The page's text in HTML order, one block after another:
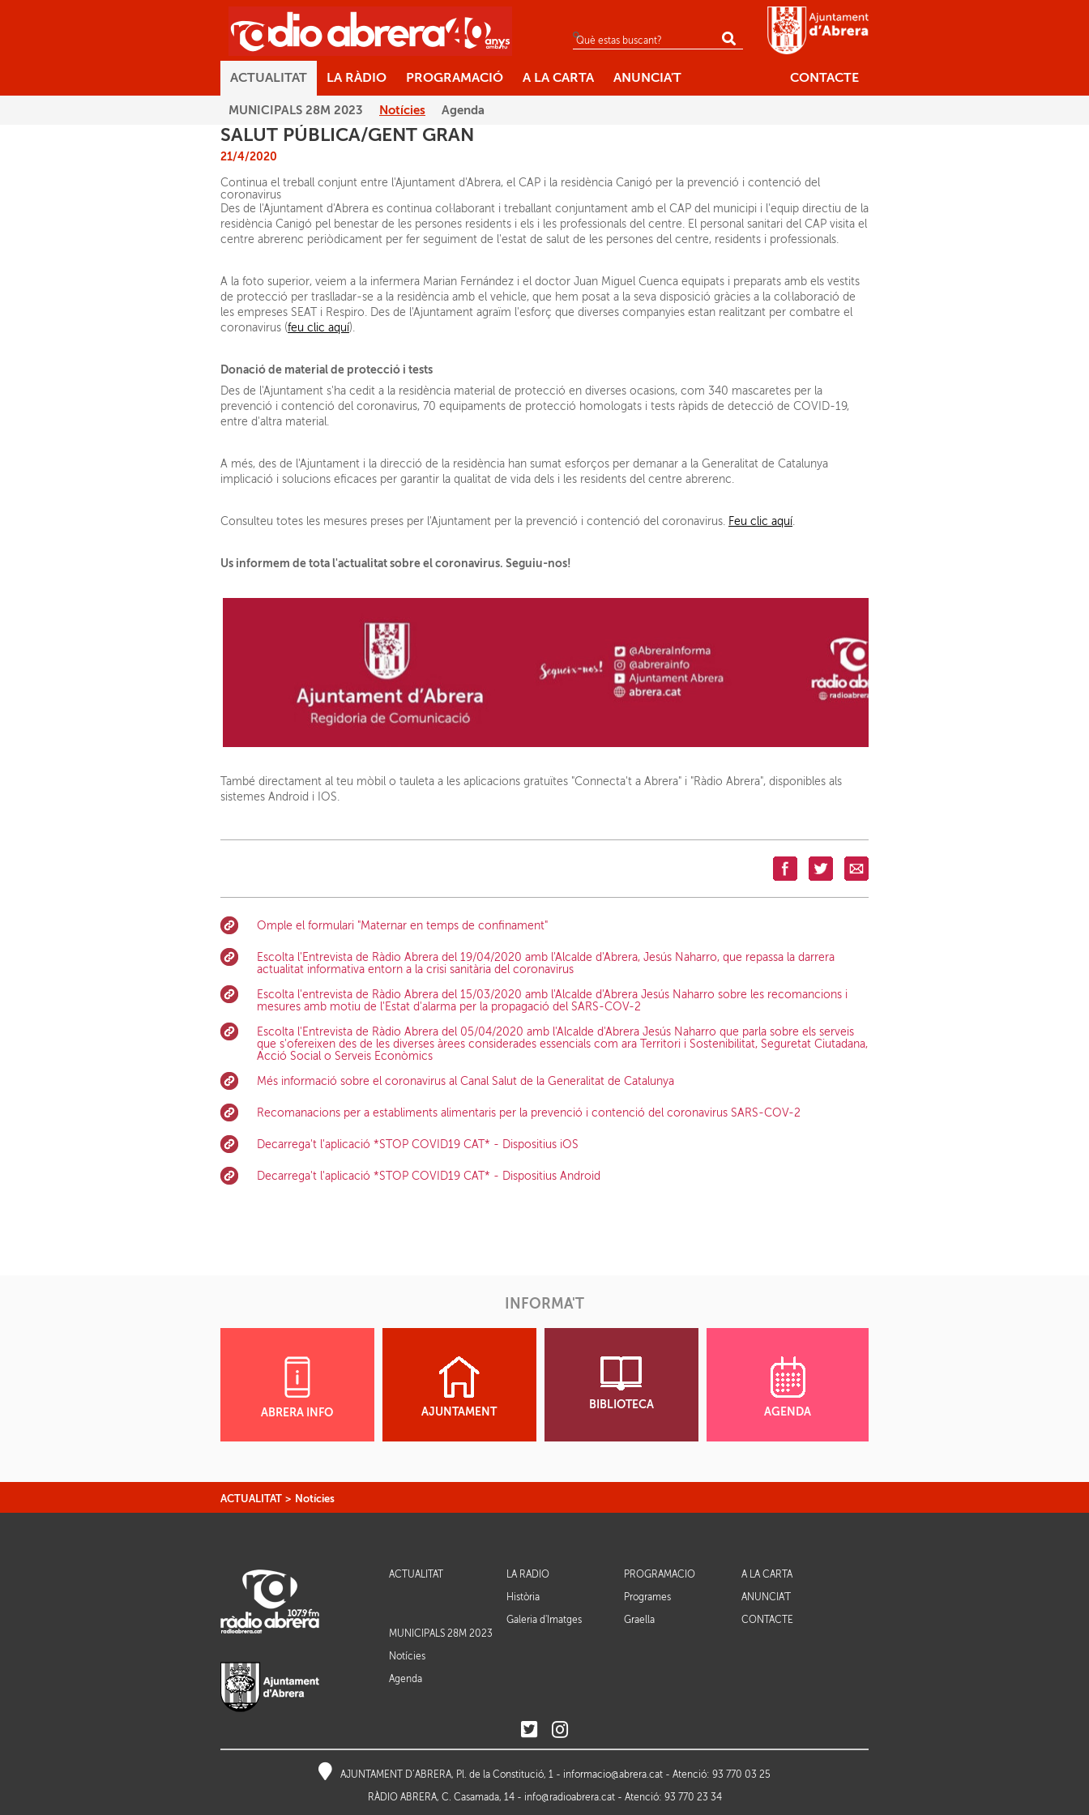
ACTUALITAT
MUNICIPALS 28M 2023 Notícies Agenda
LA RÀDIO PROGRAMACIÓ A LA CARTA ANUNCIA'T CONTACTE
SALUT PÚBLICA/GENT GRAN
21/4/2020
Continua el treball conjunt entre l'Ajuntament d'Abrera, el CAP i la residència Canigó per la prevenció i contenció del
coronavirus
Des de l'Ajuntament d'Abrera es continua col·laborant i treballant conjuntament amb el CAP del municipi i l'equip directiu de la
residència Canigó pel benestar de les persones residents i els i les professionals del centre. El personal sanitari del CAP visita el
centre abrerenc periòdicament per fer seguiment de l'estat de salut de les persones del centre, residents i professionals.
A la foto superior, veiem a la infermera Marian Fernández i el doctor Juan Miguel Cuenca equipats i preparats amb els vestits
de protecció per traslladar-se a la residència amb el vehicle, que hem posat a la seva disposició gràcies a la col·laboració de
les empreses SEAT i Respiro. Des de l'Ajuntament agraïm l'esforç que diverses companyies estan realitzant per combatre el
coronavirus (feu clic aquí).
Donació de material de protecció i tests
Des de l'Ajuntament s'ha cedit a la residència material de protecció en diverses ocasions, com 340 mascaretes per la
prevenció i contenció del coronavirus, 70 equipaments de protecció homologats i tests ràpids de detecció de COVID-19,
entre d'altra material.
A més, des de l'Ajuntament i la direcció de la residència han sumat esforços per demanar a la Generalitat de Catalunya
implicació i solucions eficaces per garantir la qualitat de vida dels i les residents del centre abrerenc.
Consulteu totes les mesures preses per l'Ajuntament per la prevenció i contenció del coronavirus. Feu clic aquí.
Us informem de tota l'actualitat sobre el coronavirus. Seguiu-nos!
També directament al teu mòbil o tauleta a les aplicacions gratuïtes "Connecta't a Abrera" i "Ràdio Abrera", disponibles als
sistemes Android i IOS.
Omple el formulari "Maternar en temps de confinament"
Escolta l'Entrevista de Ràdio Abrera del 19/04/2020 amb l'Alcalde d'Abrera, Jesús Naharro, que repassa la darrera
actualitat informativa entorn a la crisi sanitària del coronavirus
Escolta l'entrevista de Ràdio Abrera del 15/03/2020 amb l'Alcalde d'Abrera Jesús Naharro sobre les recomancions i
mesures amb motiu de l'Estat d'alarma per la propagació del SARS-COV-2
Escolta l'Entrevista de Ràdio Abrera del 05/04/2020 amb l'Alcalde d'Abrera Jesús Naharro que parla sobre els serveis
que s'ofereixen des de les diverses àrees considerades essencials com ara Territori i Sostenibilitat, Seguretat Ciutadana,
Acció Social o Serveis Econòmics
Més informació sobre el coronavirus al Canal Salut de la Generalitat de Catalunya
Recomanacions per a establiments alimentaris per la prevenció i contenció del coronavirus SARS-COV-2
Decarrega't l'aplicació *STOP COVID19 CAT* - Dispositius iOS
Decarrega't l'aplicació *STOP COVID19 CAT* - Dispositius Android
INFORMA'T
ABRERA INFO AJUNTAMENT
BIBLIOTECA
AGENDA
ACTUALITAT > Notícies
ACTUALITAT
MUNICIPALS 28M 2023
Notícies
Agenda
LA RÀDIO
Història
Galeria d'Imatges
PROGRAMACIÓ
Programes
Graella
A LA CARTA
ANUNCIA'T
CONTACTE
AJUNTAMENT D’ABRERA, Pl. de la Constitució, 1 - informacio@abrera.cat- Atenció: 93 770 03 25
RÀDIO ABRERA, C. Casamada, 14 - info@radioabrera.cat- Atenció: 93 770 23 34